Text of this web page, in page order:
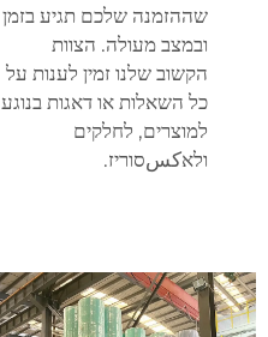
שההזמנה שלכם תגיע בזמן
ובמצב מעולה. הצוות
הקשוב שלנו זמין לענות על
כל השאלות או דאגות בנוגע
למוצרים, לחלקים
ולאكسסוריז.